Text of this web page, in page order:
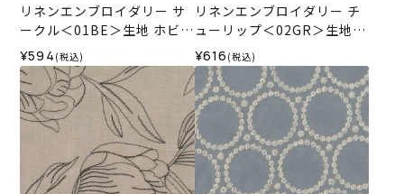
リネンエンブロイダリー サ
ークル＜01BE＞生地 ホビー
ラホビーレデザインコレク
ション
¥594 (税込)
リネンエンブロイダリー チ
ューリップ＜02GR＞生地
ホビーラホビーレデザイン
コレクション
¥616 (税込)